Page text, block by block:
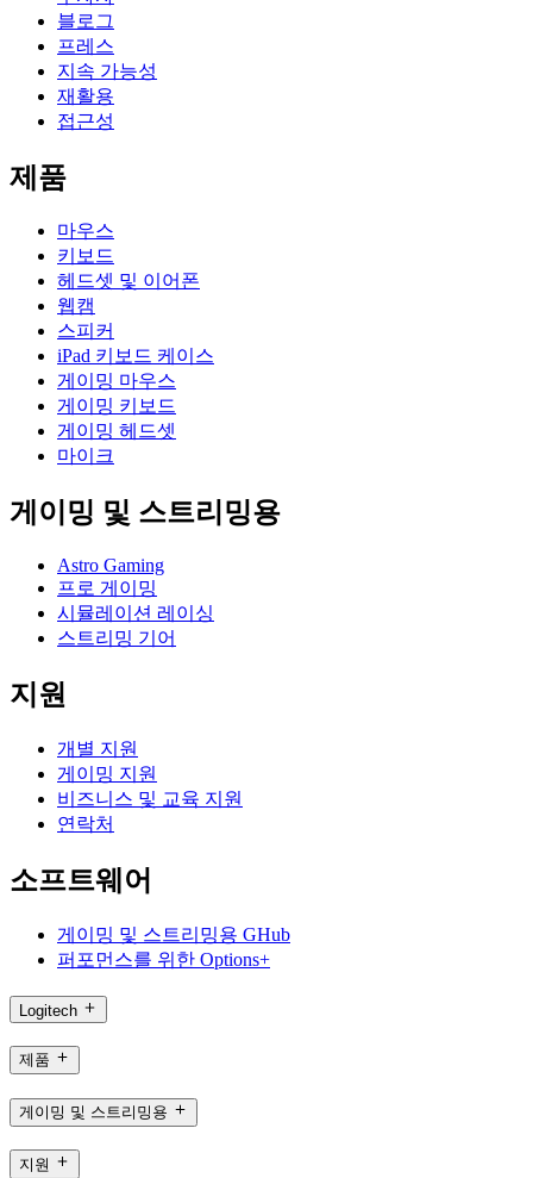
블로그
프레스
지속 가능성
재활용
접근성
제품
마우스
키보드
헤드셋 및 이어폰
웹캠
스피커
iPad 키보드 케이스
게이밍 마우스
게이밍 키보드
게이밍 헤드셋
마이크
게이밍 및 스트리밍용
Astro Gaming
프로 게이밍
시뮬레이션 레이싱
스트리밍 기어
지원
개별 지원
게이밍 지원
비즈니스 및 교육 지원
연락처
소프트웨어
게이밍 및 스트리밍용 GHub
퍼포먼스를 위한 Options+
Logitech
제품
게이밍 및 스트리밍용
지원